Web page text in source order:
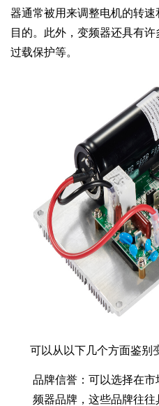
器通常被用来调整电机的转
目的。此外，变频器还具有许
过载保护等。
可以从以下几个方面鉴别
品牌信誉：可以选择在
频器品牌，这些品牌往